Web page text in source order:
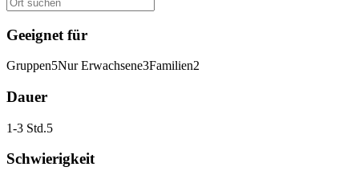
Geeignet für
Gruppen5Nur Erwachsene3Familien2
Dauer
1-3 Std.5
Schwierigkeit